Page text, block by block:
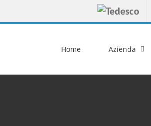
Home Azienda